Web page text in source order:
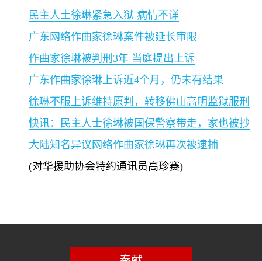
民主人士徐琳紧急入狱 病情不详
广东网络作曲家徐琳案件被延长审限
作曲家徐琳被判刑 3年 当庭提出上诉
广东作曲家徐琳上诉近4个月，仍未有结果
徐琳不服上诉维持原判，转移佛山高明监狱服刑
快讯：民主人士徐琳被国保警察带走，家也被抄
大陆知名异议网络作曲家徐琳再次被逮捕
(对华援助协会特约通讯员高珍赛)